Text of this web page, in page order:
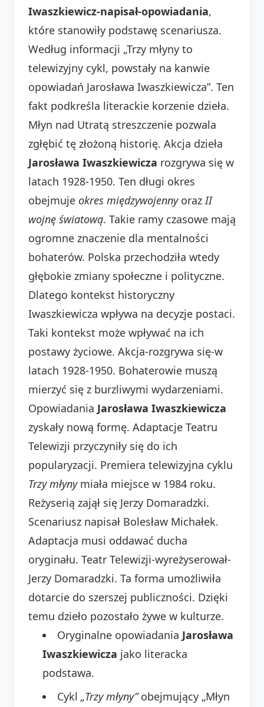
Iwaszkiewicz-napisał-opowiadania,
które stanowiły podstawę scenariusza.
Według informacji „Trzy młyny to
telewizyjny cykl, powstały na kanwie
opowiadań Jarosława Iwaszkiewicza”. Ten
fakt podkreśla literackie korzenie dzieła.
Młyn nad Utratą streszczenie pozwala
zgłębić tę złożoną historię. Akcja dzieła
Jarosława Iwaszkiewicza rozgrywa się w
latach 1928-1950. Ten długi okres
obejmuje okres międzywojennyoraz II
wojnę światową. Takie ramy czasowe mają
ogromne znaczenie dla mentalności
bohaterów. Polska przechodziła wtedy
głębokie zmiany społeczne i polityczne.
Dlatego kontekst historyczny
Iwaszkiewicza wpływa na decyzje postaci.
Taki kontekst może wpływać na ich
postawy życiowe. Akcja-rozgrywa się-w
latach 1928-1950. Bohaterowie muszą
mierzyć się z burzliwymi wydarzeniami.
Opowiadania Jarosława Iwaszkiewicza
zyskały nową formę. Adaptacje Teatru
Telewizji przyczyniły się do ich
popularyzacji. Premiera telewizyjna cyklu
Trzy młynymiała miejsce w 1984 roku.
Reżyserią zajął się Jerzy Domaradzki.
Scenariusz napisał Bolesław Michałek.
Adaptacja musi oddawać ducha
oryginału. Teatr Telewizji-wyreżyserował-
Jerzy Domaradzki. Ta forma umożliwiła
dotarcie do szerszej publiczności. Dzięki
temu dzieło pozostało żywe w kulturze.
Oryginalne opowiadania Jarosława
Iwaszkiewicza jako literacka
podstawa.
Cykl „Trzy młyny”obejmujący „Młyn